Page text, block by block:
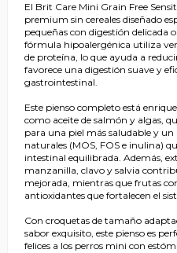
El Brit Care Mini Grain Free
premium sin cereales diseñado
pequeñas con digestión delicada
fórmula hipoalergénica utiliza
de proteína, lo que ayuda a
favorece una digestión suave y
gastrointestinal.
Este pienso completo está
como aceite de salmón y algas,
para una piel más saludable y
naturales (MOS, FOS e inulina)
intestinal equilibrada. Además,
manzanilla, clavo y salvia
mejorada, mientras que frutas
antioxidantes que fortalecen el
Con croquetas de tamaño
sabor exquisito, este pienso es
felices a los perros mini con